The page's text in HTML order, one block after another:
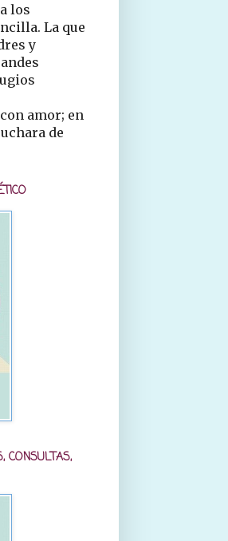
los
La que
y
amor; en
de
CONSULTAS,